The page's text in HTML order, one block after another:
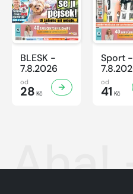
BLESK -
7.8.2026
od
28 Kč
Sport -
od
41 Kč
Aha!